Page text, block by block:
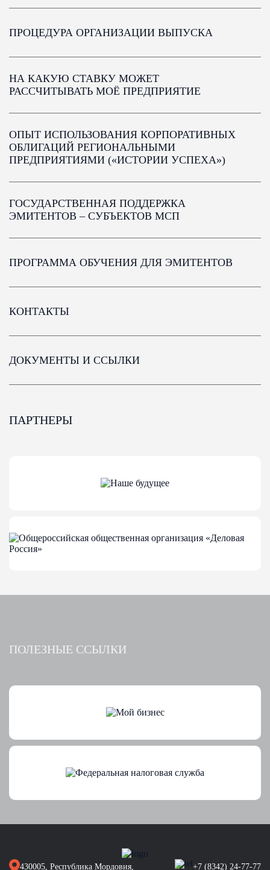
ПРОЦЕДУРА ОРГАНИЗАЦИИ ВЫПУСКА
НА КАКУЮ СТАВКУ МОЖЕТ
РАССЧИТЫВАТЬ МОЁ ПРЕДПРИЯТИЕ
ОПЫТ ИСПОЛЬЗОВАНИЯ КОРПОРАТИВНЫХ
ОБЛИГАЦИЙ РЕГИОНАЛЬНЫМИ
ПРЕДПРИЯТИЯМИ («ИСТОРИИ УСПЕХА»)
ГОСУДАРСТВЕННАЯ ПОДДЕРЖКА
ЭМИТЕНТОВ – СУБЪЕКТОВ МСП
ПРОГРАММА ОБУЧЕНИЯ ДЛЯ ЭМИТЕНТОВ
КОНТАКТЫ
ДОКУМЕНТЫ И ССЫЛКИ
ПАРТНЕРЫ
ПОЛЕЗНЫЕ ССЫЛКИ
430005, Республика Мордовия, +7 (8342) 24-77-77